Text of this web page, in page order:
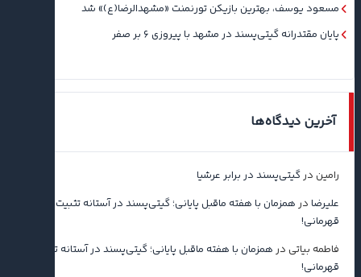
مسعود یوسف، بهترین بازیکن تورنمنت «مشهدالرضا(ع)» شد
پایان مقتدرانه گیتی‌پسند در مشهد با پیروزی ۶ بر صفر
آخرین دیدگاه‌ها
رامین درگیتی‌پسند در برابر عرشیا
علیرضا در همزمان با هفته ماقبل پایانی؛ گیتی‌پسند در آستانه تثبیت
قهرمانی!
فاطمه بیاتی در همزمان با هفته ماقبل پایانی؛ گیتی‌پسند در آستانه تثبیت
قهرمانی!